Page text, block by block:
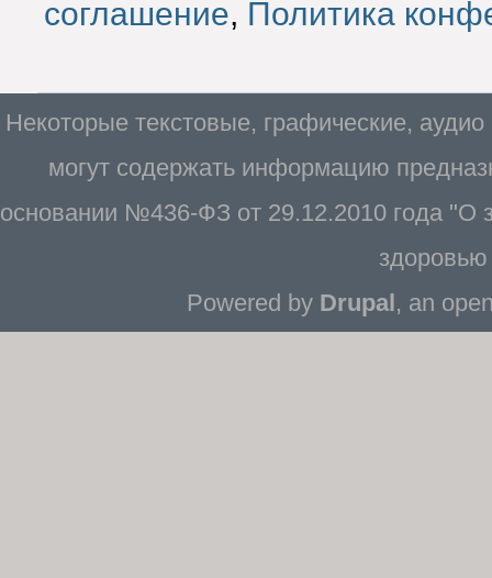
соглашение, Политика
Некоторые текстовые, графические,
могут содержать информацию
основании №436-ФЗ от 29.12.2010 года "О
Powered by Drupal , an